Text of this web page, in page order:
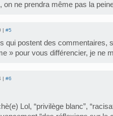
on ne prendra même pas la
| #5
qui postent des commentaires,
» pour vous différencier, je ne
| #6
Lol, “privilège blanc”,